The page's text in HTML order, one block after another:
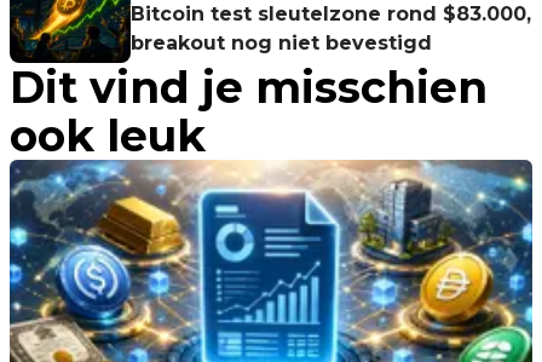
Bitcoin test sleutelzone rond $83.000,
breakout nog niet bevestigd
Dit vind je misschien
ook leuk